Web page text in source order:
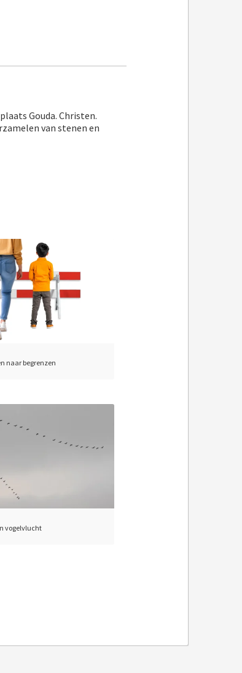
Gouda. Christen.
van stenen en
naar begrenzen
vogelvlucht